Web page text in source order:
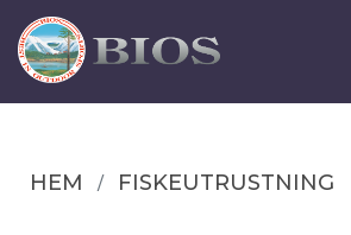
HEM FISKEUTRUSTNING